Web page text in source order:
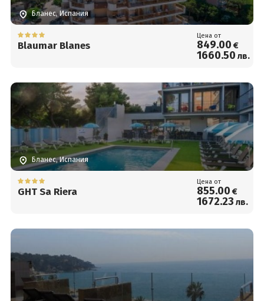
Бланес, Испания
Blaumar Blanes
Цена от
849.00 €
1660.50 лв.
Бланес, Испания
GHT Sa Riera
Цена от
855.00 €
1672.23 лв.